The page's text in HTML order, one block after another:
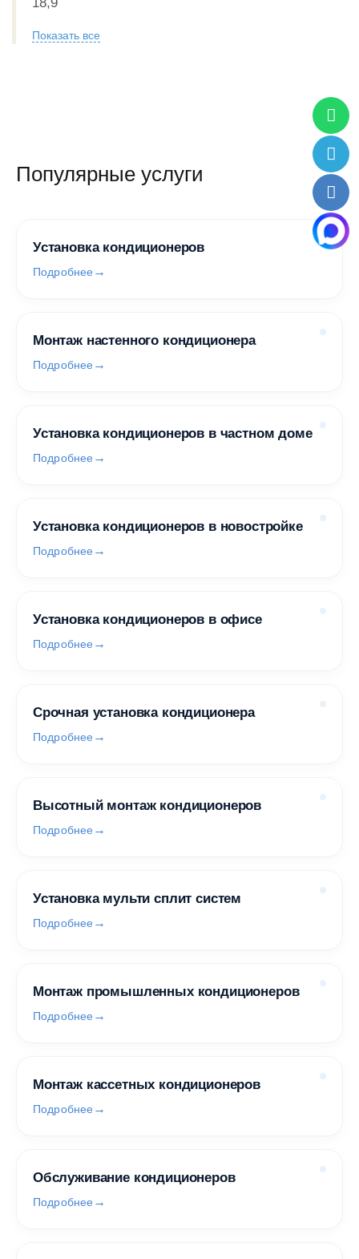
Показать все
Популярные услуги
Установка кондиционеров
Подробнее
Монтаж настенного кондиционера
Подробнее
Установка кондиционеров в частном доме
Подробнее
Установка кондиционеров в новостройке
Подробнее
Установка кондиционеров в офисе
Подробнее
Срочная установка кондиционера
Подробнее
Высотный монтаж кондиционеров
Подробнее
Установка мульти сплит систем
Подробнее
Монтаж промышленных кондиционеров
Подробнее
Монтаж кассетных кондиционеров
Подробнее
Обслуживание кондиционеров
Подробнее